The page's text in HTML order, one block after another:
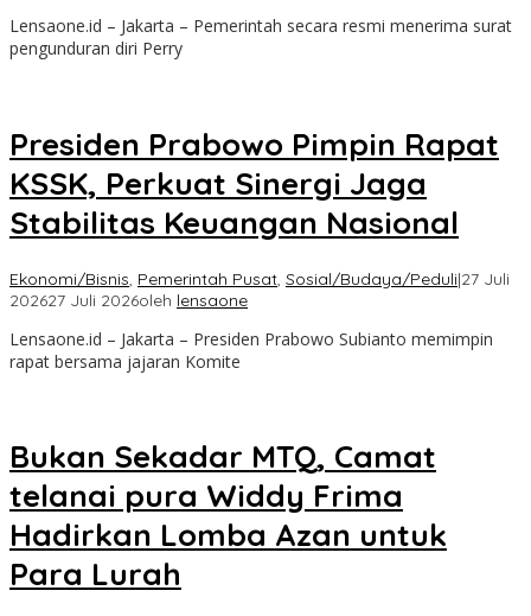
Lensaone.id – Jakarta – Pemerintah secara resmi menerima surat
pengunduran diri Perry
Presiden Prabowo Pimpin Rapat
KSSK, Perkuat Sinergi Jaga
Stabilitas Keuangan Nasional
Ekonomi/Bisnis, Pemerintah Pusat, Sosial/Budaya/Peduli|27 Juli
202627 Juli 2026oleh lensaone
Lensaone.id – Jakarta – Presiden Prabowo Subianto memimpin
rapat bersama jajaran Komite
Bukan Sekadar MTQ, Camat
telanai pura Widdy Frima
Hadirkan Lomba Azan untuk
Para Lurah